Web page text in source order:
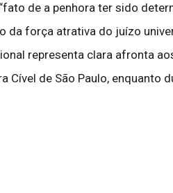
de a penhora ter sido
da força atrativa do juízo
representa clara afronta
Cível de São Paulo, enquanto